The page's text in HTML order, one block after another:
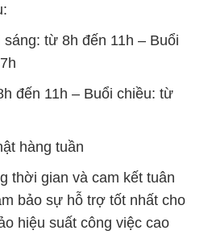
từ 8h đến 11h – Buổi
đến 11h – Buổi chiều: từ
hàng tuần
thời gian và cam kết tuân
bảo sự hỗ trợ tốt nhất cho
hiệu suất công việc cao